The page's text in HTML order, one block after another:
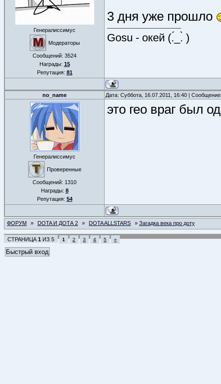
Генералиссимус
Модераторы
Сообщений: 3524
Награды: 15
Репутация: 81
3 дня уже прошло
Gosu - окей (.́_.̀ )
no_name Дата: Суббота, 16.07.2011, 16:40 |
Генералиссимус
Проверенные
Сообщений: 1310
Награды: 8
Репутация: 54
это гео враг был
ФОРУМ » DOTA И ДОТА 2 » DOTA ALLSTARS » Загадка века про доту
СТРАНИЦА 1 ИЗ 5 1 2 3 4 5 »